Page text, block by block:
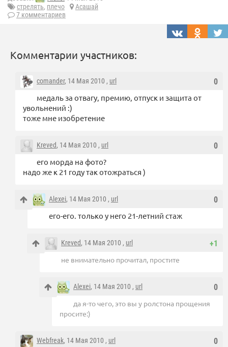
стрелять, плечо
Асашай
7 комментариев
Комментарии участников:
0
comander, 14 Мая 2010 , url
медаль за отвагу, премию, отпуск и защита от
увольнений :)
тоже мне изобретение
0
Kreved, 14 Мая 2010 , url
его морда на фото?
надо же к 21 году так отожраться )
0
Alexei, 14 Мая 2010 , url
его-его. только у него 21-летний стаж
+1
Kreved, 14 Мая 2010 , url
не внимательно прочитал, простите
0
Alexei, 14 Мая 2010 , url
да я-то чего, это вы у ролстона прощения
просите:)
0
Webfreak, 14 Мая 2010 , url